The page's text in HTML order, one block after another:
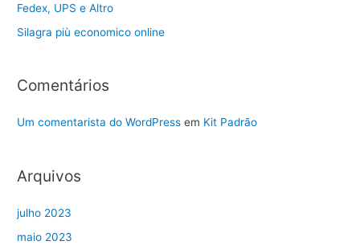
Fedex, UPS e Altro
Silagra più economico online
Comentários
Um comentarista do WordPress em Kit Padrão
Arquivos
julho 2023
maio 2023